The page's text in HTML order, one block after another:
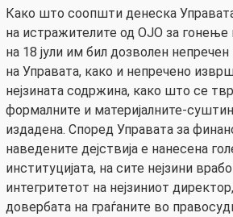
Како што соопшти денеска
на истражителите од ОЈО за гонење
на 18 јули им бил дозволен
на Управата, како и непречено
нејзината содржина, како што се
формалните и материјалните-
издадена. Според Управата за
наведените дејствија е нанесена
институцијата, на сите нејзини
интегритетот на нејзиниот
довербата на граѓаните во